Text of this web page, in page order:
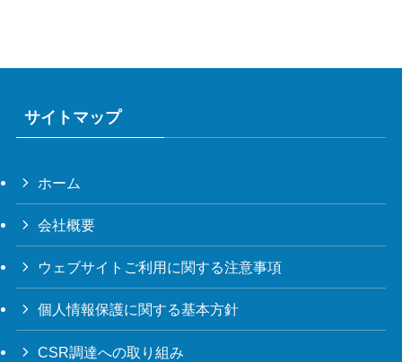
サイトマップ
ホーム
会社概要
ウェブサイトご利用に関する注意事項
個人情報保護に関する基本方針
CSR調達への取り組み